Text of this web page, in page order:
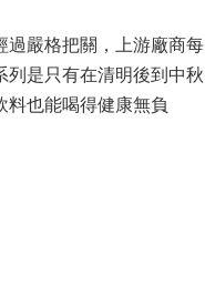
過嚴格把關，上游廠商每
列是只有在清明後到中秋
料也能喝得健康無負